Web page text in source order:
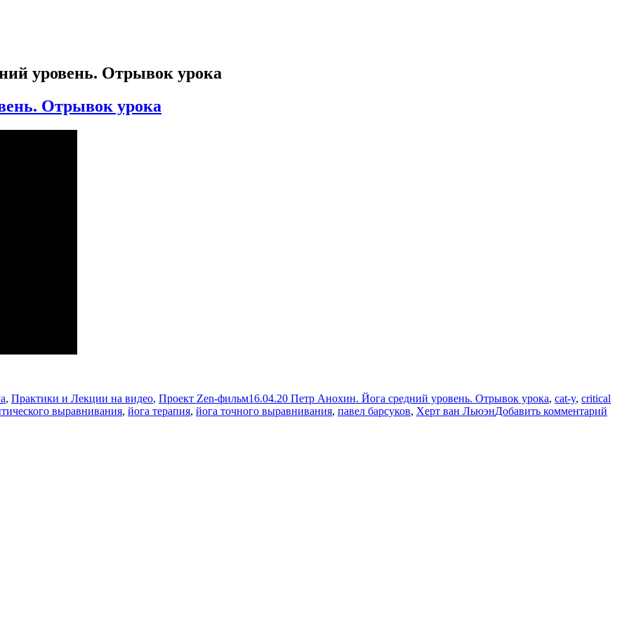
уровень. Отрывок урока
Отрывок урока
, Практики и Лекции на видео, Проект Zen-фильмМетки
16.04.20 Петр Анохин. Йога средний уровень. Отрывок урока, cat-y, critical
выравнивания, йога терапия, йога точного выравнивания, павел барсуков, Херт ван ЛьюэнДобавить комментарий